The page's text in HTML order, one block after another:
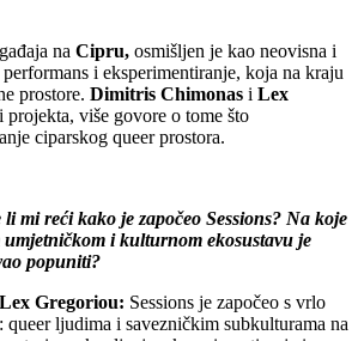
na Cipru, osmišljen je kao neovisna i
i eksperimentiranje, koja na kraju
prostore. Dimitris Chimonas i Lex
projekta, više govore o tome što
ciparskog queer prostora.
mi reći kako je započeo Sessions? Na koje
i kulturnom ekosustavu je
popuniti?
Gregoriou: Sessions je započeo s vrlo
ljudima i savezničkim subkulturama na